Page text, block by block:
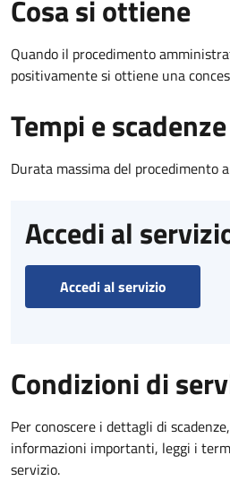
Cosa si ottiene
Quando il procedimento
positivamente si ottiene una
Tempi e scadenze
Durata massima del procedimento
Accedi al
Accedi al servizio
Condizioni di
Per conoscere i dettagli di
informazioni importanti, leggi i
servizio.